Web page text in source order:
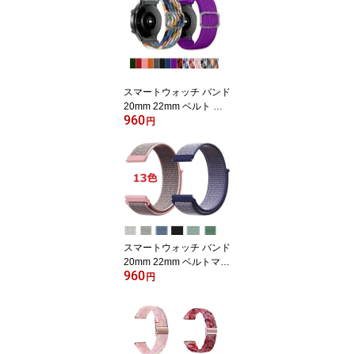
GPS 認知症 靴
スマートウォッチ バンド
20mm 22mm ベルト 編
み込み 長さ調整可能 コ
ン バンド交換 ウォッチ
ベルト 腕時計ベルト ウ
ェアラブル SmartWatch
960 円
スマートウォッチ バンド
20mm 22mm ベルトマジ
ックテープ 時計バンド
ンパチブル バンド交換
ウォッチベルト 腕時計ベ
ルト ウェアラブル Smart
Watch
960 円